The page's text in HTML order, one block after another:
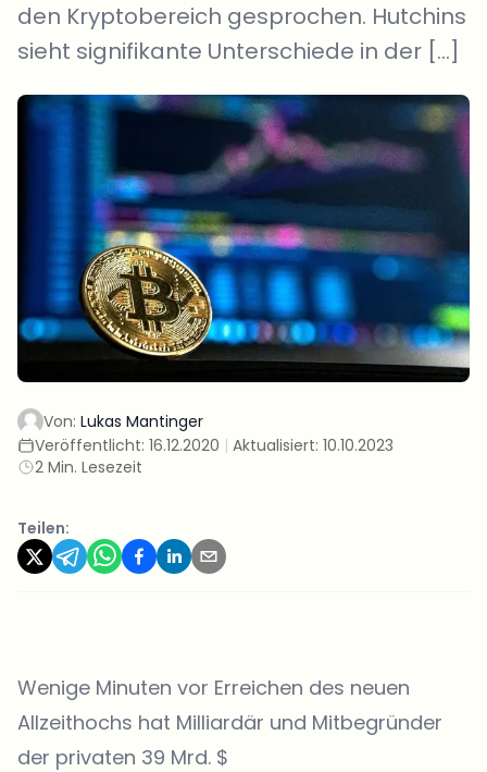
den Kryptobereich gesprochen. Hutchins
sieht signifikante Unterschiede in der […]
Von: Lukas Mantinger
Veröffentlicht: 16.12.2020 | Aktualisiert: 10.10.2023
2 Min. Lesezeit
Teilen:
Wenige Minuten vor Erreichen des neuen
Allzeithochs hat Milliardär und Mitbegründer
der privaten 39 Mrd. $